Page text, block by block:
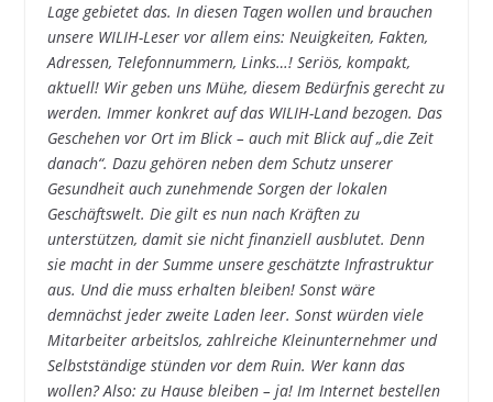
Lage gebietet das. In diesen Tagen wollen und brauchen
unsere WILIH-Leser vor allem eins: Neuigkeiten, Fakten,
Adressen, Telefonnummern, Links…! Seriös, kompakt,
aktuell! Wir geben uns Mühe, diesem Bedürfnis gerecht zu
werden. Immer konkret auf das WILIH-Land bezogen. Das
Geschehen vor Ort im Blick – auch mit Blick auf „die Zeit
danach“. Dazu gehören neben dem Schutz unserer
Gesundheit auch zunehmende Sorgen der lokalen
Geschäftswelt. Die gilt es nun nach Kräften zu
unterstützen, damit sie nicht finanziell ausblutet. Denn
sie macht in der Summe unsere geschätzte Infrastruktur
aus. Und die muss erhalten bleiben! Sonst wäre
demnächst jeder zweite Laden leer. Sonst würden viele
Mitarbeiter arbeitslos, zahlreiche Kleinunternehmer und
Selbstständige stünden vor dem Ruin. Wer kann das
wollen? Also: zu Hause bleiben – ja! Im Internet bestellen